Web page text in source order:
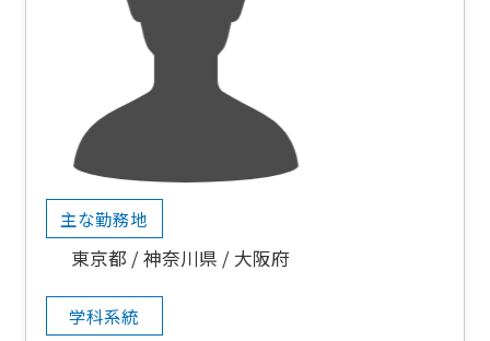
主な勤務地
東京都 神奈川県 大阪府
学科系統